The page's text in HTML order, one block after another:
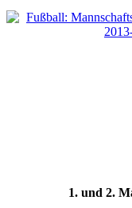
1. und 2.